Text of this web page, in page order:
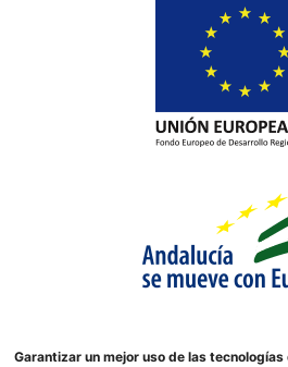
Garantizar un mejor uso de las